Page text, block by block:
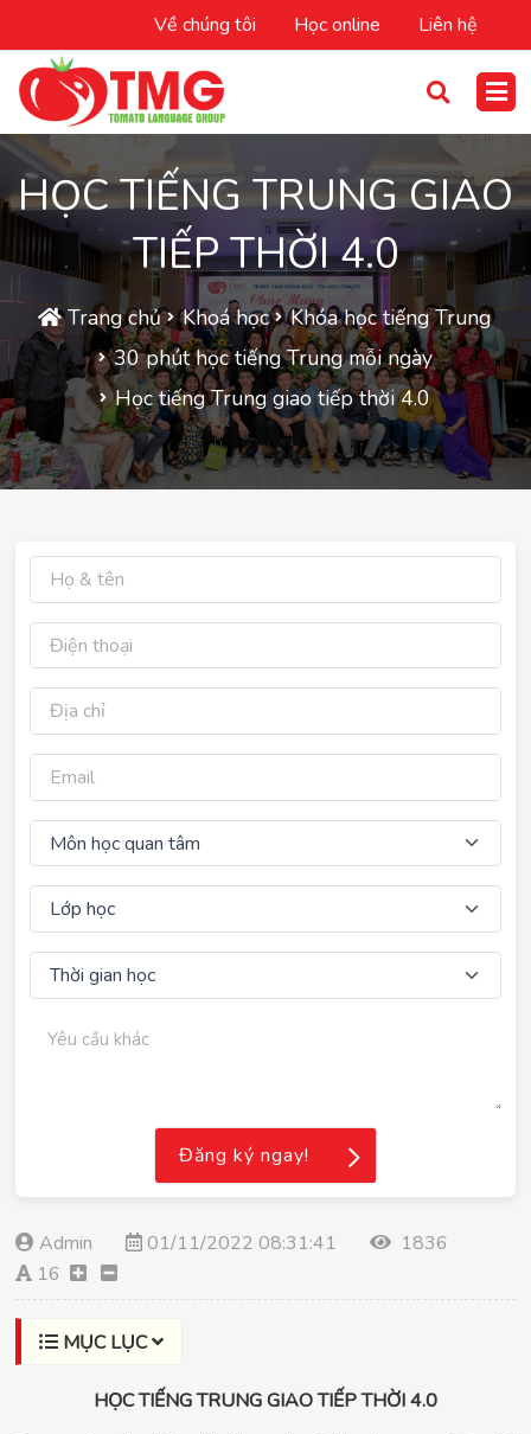
Về chúng tôi Học online Liên hệ
HỌC TIẾNG TRUNG GIAO
TIẾP THỜI 4.0
Trang chủ Khoá học
Khóa học tiếng Trung
30 phút học tiếng Trung mỗi ngày
Học tiếng Trung giao tiếp thời 4.0
Admin 01/11/2022 08:31:41
1836
16
MỤC LỤC
HỌC TIẾNG TRUNG GIAO TIẾP THỜI 4.0
Đăng ký ngay!